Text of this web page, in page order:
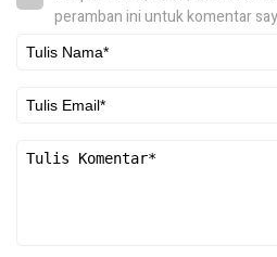
peramban ini untuk komentar